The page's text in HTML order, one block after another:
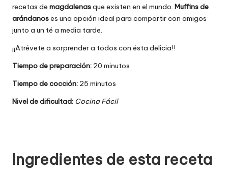
recetas de magdalenasque existen en el mundo. Muffins de
arándanoses una opción ideal para compartir con amigos
junto a un té a media tarde.
¡¡Atrévete a sorprender a todos con ésta delicia!!
Tiempo de preparación: 20 minutos
Tiempo de cocción: 25 minutos
Nivel de dificultad: Cocina Fácil
Ingredientes de esta receta